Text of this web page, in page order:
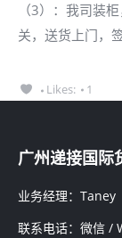
（3）：我司装
关，送货上门，签
Likes: 1
广州递接国际
业务经理：Taney
联系电话：微信 /